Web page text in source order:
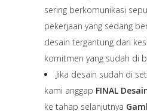
sering berkomunikasi
pekerjaan yang sedang
desain tergantung dari
komitmen yang sudah di
Jika desain sudah di
kami anggap FINAL
ke tahap selanjutnya